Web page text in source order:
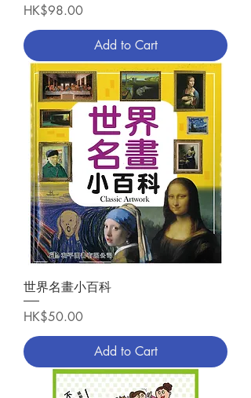
Price
HK$98.00
Add to Cart
世界名畫小百科
Price
HK$50.00
Add to Cart